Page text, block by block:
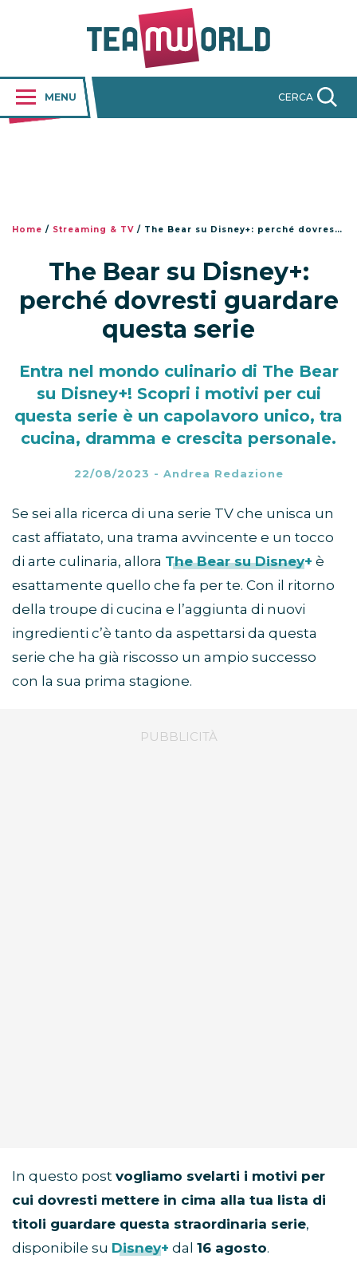
MENU CERCA
Home / Streaming & TV / The Bear su Disney+: perché dovresti guardare questa serie
The Bear su Disney+:
perché dovresti guardare
questa serie
Entra nel mondo culinario di The Bear
su Disney+! Scopri i motivi per cui
questa serie è un capolavoro unico, tra
cucina, dramma e crescita personale.
22/08/2023 - Andrea Redazione
Se sei alla ricerca di una serie TV che unisca un
cast affiatato, una trama avvincente e un tocco
di arte culinaria, allora The Bear su Disney+ è
esattamente quello che fa per te. Con il ritorno
della troupe di cucina e l’aggiunta di nuovi
ingredienti c’è tanto da aspettarsi da questa
serie che ha già riscosso un ampio successo
con la sua prima stagione.
In questo post vogliamo svelarti i motivi per
cui dovresti mettere in cima alla tua lista di
titoli guardare questa straordinaria serie,
disponibile su Disney+ dal 16 agosto.